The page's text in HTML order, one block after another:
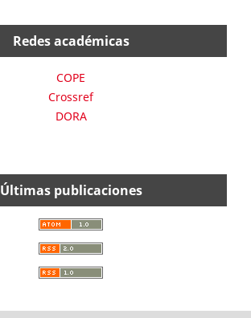
Redes académicas
COPE
Crossref
DORA
Últimas publicaciones